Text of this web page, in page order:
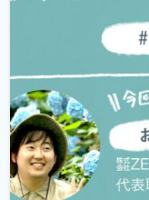
withコロナ時代に